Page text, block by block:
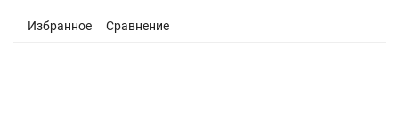
Избранное Сравнение